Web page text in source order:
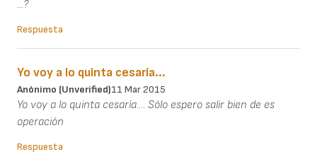
...?
Respuesta
Yo voy a lo quinta cesaría...
Anónimo (unverified)11 Mar 2015
Yo voy a lo quinta cesaría.... Sólo espero salir bien de es
operación
Respuesta